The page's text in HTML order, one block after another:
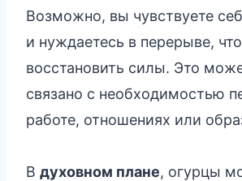
Возможно, вы чувствуете
и нуждаетесь в перерыве,
восстановить силы. Это
связано с необходимостью
работе, отношениях или
В духовном плане, огурцы